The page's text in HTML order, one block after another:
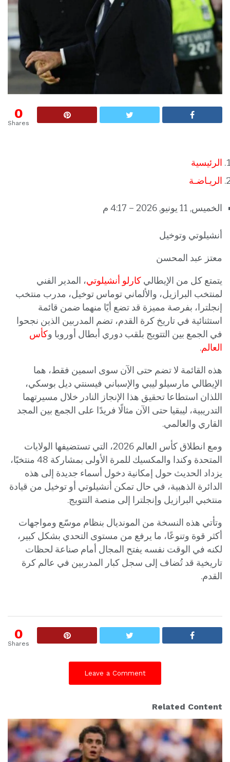
0
Shares
الرئيسية
الريـاضـة
الخميس, 11 يونيو, 2026 – 4:17 م
أنشيلوتي وتوخيل
معتز عبد المحسن
يتمتع كل من الإيطالي كارلو أنشيلوتي، المدير الفني
لمنتخب البرازيل، والألماني توماس توخيل، مدرب منتخب
إنجلترا، بفرصة مميزة قد تضع أيًا منهما ضمن قائمة
استثنائية في تاريخ كرة القدم، تضم المدربين الذين نجحوا
في الجمع بين التتويج بلقب دوري أبطال أوروبا وكأس
العالم.
هذه القائمة لا تضم حتى الآن سوى اسمين فقط، هما
الإيطالي مارسيلو ليبي والإسباني فيسنتي ديل بوسكي،
اللذان استطاعا تحقيق هذا الإنجاز النادر خلال مسيرتهما
التدريبية، ليبقيا حتى الآن مثالًا فريدًا على الجمع بين المجد
القاري والعالمي.
ومع انطلاق كأس العالم 2026، التي تستضيفها الولايات
المتحدة وكندا والمكسيك للمرة الأولى بمشاركة 48 منتخبًا،
يزداد الحديث حول إمكانية دخول أسماء جديدة إلى هذه
الدائرة الذهبية، في حال تمكن أنشيلوتي أو توخيل من قيادة
منتخبي البرازيل وإنجلترا إلى منصة التتويج.
وتأتي هذه النسخة من المونديال بنظام موسّع ومواجهات
أكثر قوة وتنوعًا، ما يرفع من مستوى التحدي بشكل كبير،
لكنه في الوقت نفسه يفتح المجال أمام صناعة لحظات
تاريخية قد تُضاف إلى سجل كبار المدربين في عالم كرة
القدم.
0
Shares
Leave a Comment
Related Content